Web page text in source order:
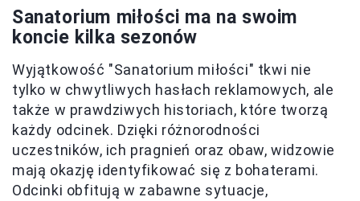
Sanatorium miłości ma na swoim
koncie kilka sezonów
Wyjątkowość "Sanatorium miłości" tkwi nie
tylko w chwytliwych hasłach reklamowych, ale
także w prawdziwych historiach, które tworzą
każdy odcinek. Dzięki różnorodności
uczestników, ich pragnień oraz obaw, widzowie
mają okazję identyfikować się z bohaterami.
Odcinki obfitują w zabawne sytuacje,